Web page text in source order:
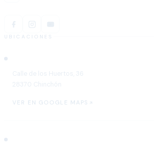
UBICACIONES
VER EN GOOGLE MAPS